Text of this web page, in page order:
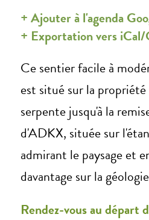
+ Ajouter à l'agenda
+ Exportation vers
Ce sentier facile à
est situé sur la
serpente jusqu'à la
d'ADKX, située sur
admirant le paysage et
davantage sur la
Rendez-vous au départ